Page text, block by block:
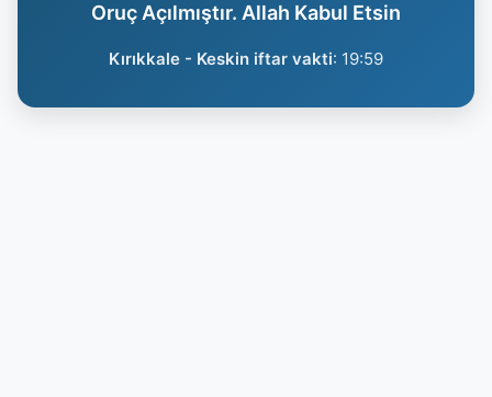
Oruç Açılmıştır. Allah Kabul Etsin
Kırıkkale - Keskin iftar vakti: 19:59